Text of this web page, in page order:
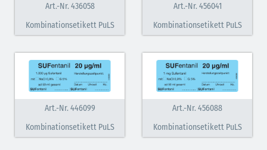
Art.-Nr. 436058
Kombinationsetikett PuLS
Art.-Nr. 456041
Kombinationsetikett PuLS
Art.-Nr. 446099
Kombinationsetikett PuLS
Art.-Nr. 456088
Kombinationsetikett PuLS